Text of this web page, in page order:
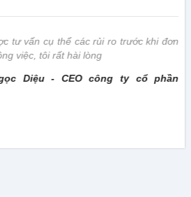
tư vấn cụ thể các rủi ro trước khi đơn
việc, tôi rất hài lòng
Diệu - CEO công ty cổ phần